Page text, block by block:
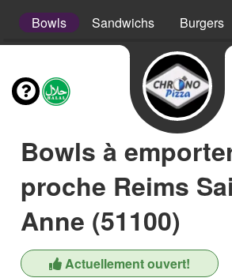
Bowls Sandwichs Burgers
Bowls à
proche Reims
Anne (51100)
Actuellement ouvert!